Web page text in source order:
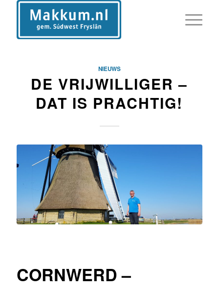
NIEUWS
DE VRIJWILLIGER –
DAT IS PRACHTIG!
CORNWERD –